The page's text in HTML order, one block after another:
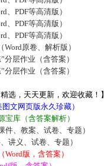
、PDF等高清版）
、PDF等高清版）
、PDF等高清版）
原卷、解析版）
层作业（含答案）
层作业（含答案）
选，天天更新，欢迎收藏！】
文网页版永久珍藏）
库（含答案解析）
、教案、试卷、专题）
讲义、试卷、专题）
版，含答案）